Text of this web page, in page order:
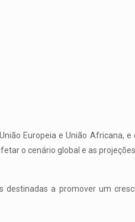
Europeia e União Africana, e
o cenário global e as
destinadas a promover um